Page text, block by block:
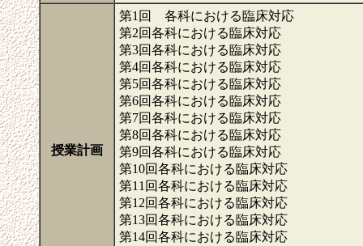
授業計画
第1回 各科における臨床対応
第2回各科における臨床対応
第3回各科における臨床対応
第4回各科における臨床対応
第5回各科における臨床対応
第6回各科における臨床対応
第7回各科における臨床対応
第8回各科における臨床対応
第9回各科における臨床対応
第10回各科における臨床対応
第11回各科における臨床対応
第12回各科における臨床対応
第13回各科における臨床対応
第14回各科における臨床対応